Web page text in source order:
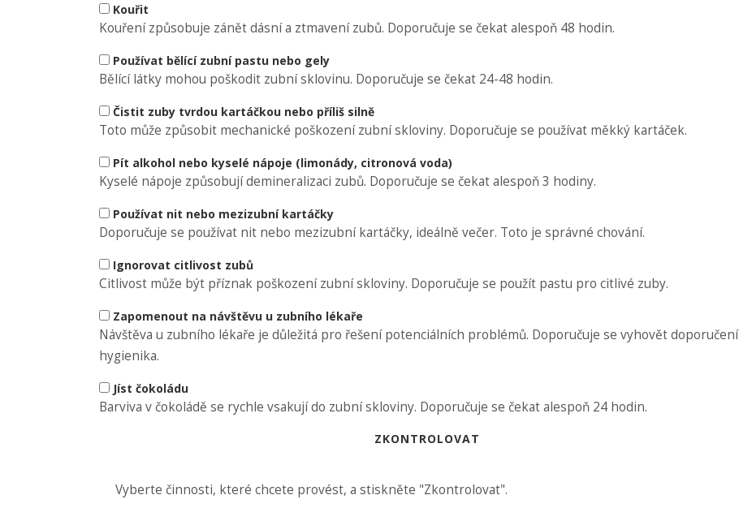
Kouřit
Kouření způsobuje zánět dásní a ztmavení zubů. Doporučuje se čekat alespoň 48 hodin.
Používat bělící zubní pastu nebo gely
Bělící látky mohou poškodit zubní sklovinu. Doporučuje se čekat 24-48 hodin.
Čistit zuby tvrdou kartáčkou nebo příliš silně
Toto může způsobit mechanické poškození zubní skloviny. Doporučuje se používat měkký kartáček.
Pít alkohol nebo kyselé nápoje (limonády, citronová voda)
Kyselé nápoje způsobují demineralizaci zubů. Doporučuje se čekat alespoň 3 hodiny.
Používat nit nebo mezizubní kartáčky
Doporučuje se používat nit nebo mezizubní kartáčky, ideálně večer. Toto je správné chování.
Ignorovat citlivost zubů
Citlivost může být příznak poškození zubní skloviny. Doporučuje se použít pastu pro citlivé zuby.
Zapomenout na návštěvu u zubního lékaře
Návštěva u zubního lékaře je důležitá pro řešení potenciálních problémů. Doporučuje se vyhovět doporučení
hygienika.
Jíst čokoládu
Barviva v čokoládě se rychle vsakují do zubní skloviny. Doporučuje se čekat alespoň 24 hodin.
ZKONTROLOVAT
Vyberte činnosti, které chcete provést, a stiskněte "Zkontrolovat".